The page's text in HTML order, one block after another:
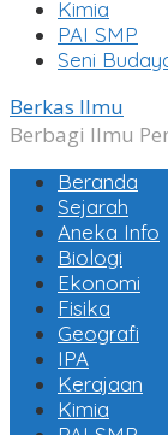
Kimia
PAI SMP
Seni
Berkas Ilmu
Berbagi Ilmu
Beranda
Sejarah
Aneka Info
Biologi
Ekonomi
Fisika
Geografi
IPA
Kerajaan
Kimia